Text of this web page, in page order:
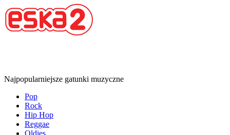
Najpopularniejsze gatunki muzyczne
Pop
Rock
Hip Hop
Reggae